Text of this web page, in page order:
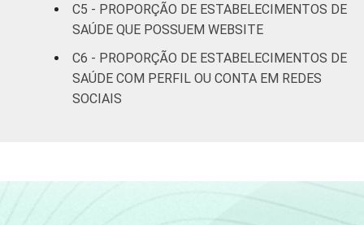
coletados entre novembro de 2015 e abril de
2016.
C5 - PROPORÇÃO DE ESTABELECIMENTOS DE
SAÚDE QUE POSSUEM WEBSITE
C6 - PROPORÇÃO DE ESTABELECIMENTOS DE
SAÚDE COM PERFIL OU CONTA EM REDES
SOCIAIS